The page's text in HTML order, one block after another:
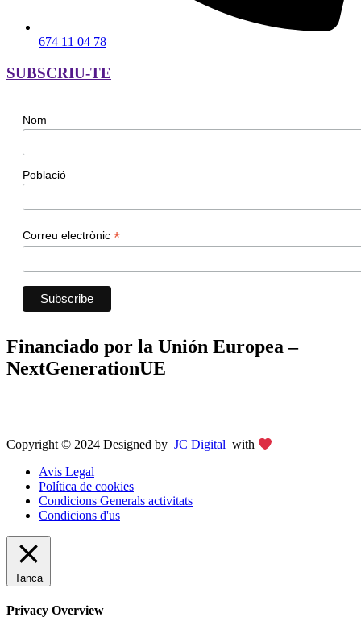
674 11 04 78
SUBSCRIU-TE
Nom
Població
Correu electrònic *
Financiado por la Unión Europea –
NextGenerationUE
Copyright © 2024 Designed by JC Digital with
Avis Legal
Política de cookies
Condicions Generals activitats
Condicions d'us
Tanca
Privacy Overview